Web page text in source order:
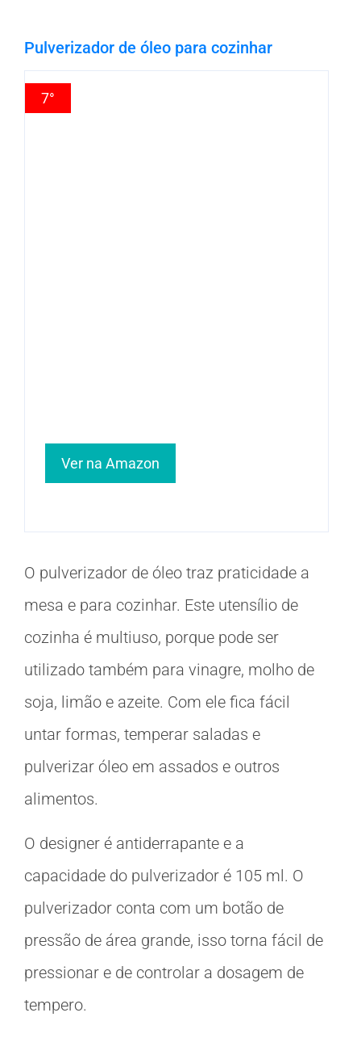
Pulverizador de óleo para cozinhar
7°
Ver na Amazon
O pulverizador de óleo traz praticidade a
mesa e para cozinhar. Este utensílio de
cozinha é multiuso, porque pode ser
utilizado também para vinagre, molho de
soja, limão e azeite. Com ele fica fácil
untar formas, temperar saladas e
pulverizar óleo em assados e outros
alimentos.
O designer é antiderrapante e a
capacidade do pulverizador é 105 ml. O
pulverizador conta com um botão de
pressão de área grande, isso torna fácil de
pressionar e de controlar a dosagem de
tempero.